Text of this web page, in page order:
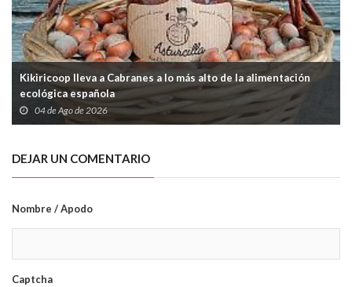
Kikiricoop lleva a Cabranes a lo más alto de la alimentación
ecológica española
04 de Ago de 2026
DEJAR UN COMENTARIO
Nombre / Apodo
Captcha